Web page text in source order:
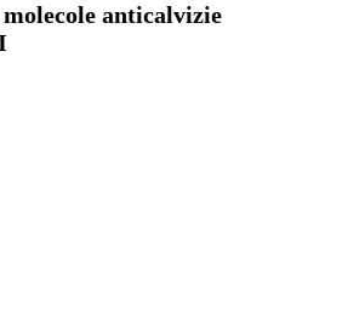
anticalvizie